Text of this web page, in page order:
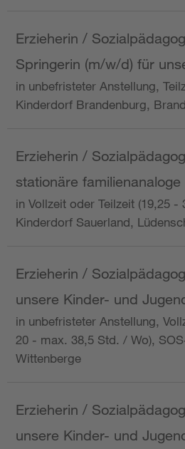
Erzieherin /
Springerin (m/w/d) für
in unbefristeter Anstellung,
Kinderdorf Brandenburg,
Erzieherin /
stationäre
in Vollzeit oder Teilzeit (19,25
Kinderdorf Sauerland,
Erzieherin /
unsere Kinder- und
in unbefristeter Anstellung,
20 - max. 38,5 Std. / Wo),
Wittenberge
Erzieherin /
unsere Kinder- und